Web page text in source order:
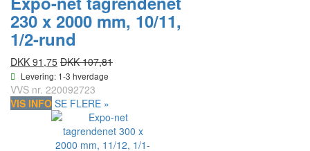
230 x 2000 mm, 10/11,
1/2-rund
DKK 91,75 DKK 107,81
Levering: 1-3 hverdage
VVS nr. 220092723
VIS INFO SE FLERE »